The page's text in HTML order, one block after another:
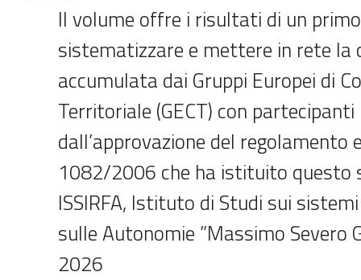
Il volume offre i risultati di un
sistematizzare e mettere in rete la
accumulata dai Gruppi Europei di
Territoriale (GECT) con
dall’approvazione del regolamento
1082/2006 che ha istituito questo
ISSIRFA, Istituto di Studi sui
sulle Autonomie ”Massimo Severo
2026